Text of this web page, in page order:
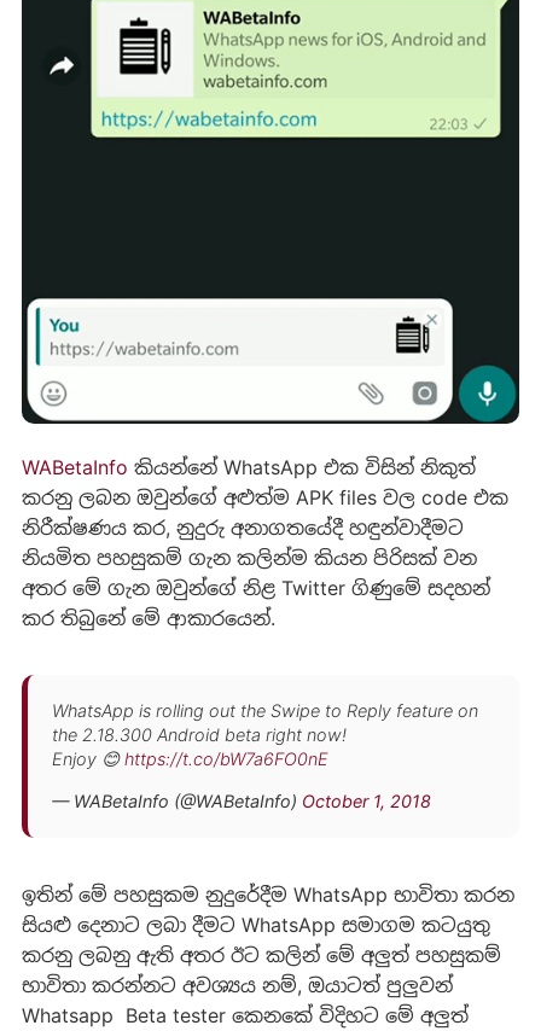
WABetaInfo කියන්නේ WhatsApp එක විසින් නිකුත්
කරනු ලබන ඔවුන්ගේ අළුත්ම APK files වල code එක
නිරීක්ෂණය කර, නුදුරු අනාගතයේදී හඳුන්වාදීමට
නියමිත පහසුකම් ගැන කලින්ම කියන පිරිසක් වන
අතර මේ ගැන ඔවුන්ගේ නිළ Twitter ගිණුමේ සදහන්
කර තිබුනේ මේ ආකාරයෙන්.
WhatsApp is rolling out the Swipe to Reply feature on
the 2.18.300 Android beta right now!
Enjoy 😊https://t.co/bW7a6FO0nE
— WABetaInfo (@WABetaInfo) October 1, 2018
ඉතින් මේ පහසුකම නුදුරේදීම WhatsApp භාවිතා කරන
සියළු දෙනාට ලබා දීමට WhatsApp සමාගම කටයුතු
කරනු ලබනු ඇති අතර ඊට කලින් මේ අලුත් පහසුකම්
භාවිතා කරන්නට අවශ්‍යය නම්, ඔයාටත් පුලුවන්
Whatsapp Beta tester කෙනකේ විදිහට මේ අලුත්